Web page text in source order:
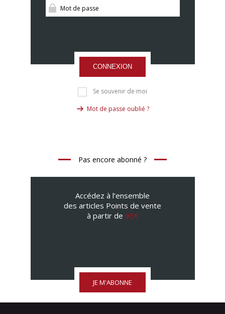
CONNEXION
Se souvenir de moi
Mot de passe oublié ?
Pas encore abonné ?
Accédez à l’ensemble
des articles Points de vente
à partir de 95€
JE M'ABONNE